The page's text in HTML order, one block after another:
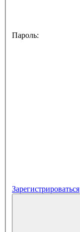
Пароль:
Зарегистрироваться